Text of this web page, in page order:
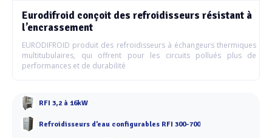
Eurodifroid conçoit des refroidisseurs résistant à
l’encrassement
EURODIFROID produit des refroidisseurs à échangeurs thermiques
multitubulaires, qui offrent pour les circuits pollués plus de
performances et de durabilité
RFI 3,2 à 16kW
Refroidisseurs d’eau configurables RFI 300-700